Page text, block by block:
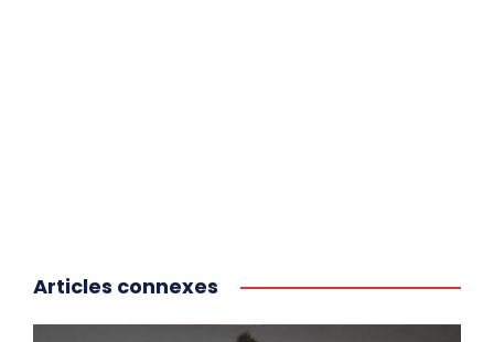
Articles connexes